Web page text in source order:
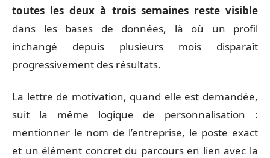
toutes les deux à trois semaines reste visible
dans les bases de données, là où un profil
inchangé depuis plusieurs mois disparaît
progressivement des résultats.
La lettre de motivation, quand elle est demandée,
suit la même logique de personnalisation :
mentionner le nom de l’entreprise, le poste exact
et un élément concret du parcours en lien avec la